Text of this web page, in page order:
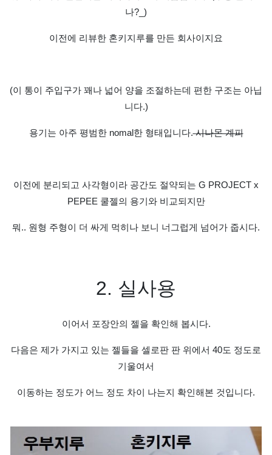
나?_)
이전에 리뷰한 혼키지루를 만든 회사이지요
(이 통이 주입구가 꽤나 넓어 양을 조절하는데 편한 구조는 아닙
니다.)
용기는 아주 평범한 nomal한 형태입니다. 시나몬 계피
이전에 분리되고 사각형이라 공간도 절약되는 G PROJECT x
PEPEE 쿨젤의 용기와 비교되지만
뭐 .. 원형 주형이 더 싸게 먹히나 보니 너그럽게 넘어가 줍시다.
2. 실사용
이어서 포장안의 젤을 확인해 봅시다.
다음은 제가 가지고 있는 젤들을 셀로판 판 위에서 40도 정도로
기울여서
이동하는 정도가 어느 정도 차이 나는지 확인해본 것입니다.